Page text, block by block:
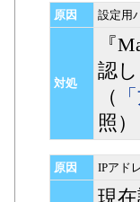
原因 設定用
対処
『
認し
（
照）
原因 IPアド
現